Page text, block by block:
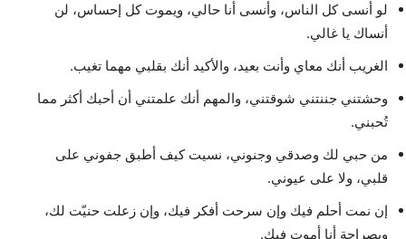
لو أنسى كل الناس، وأنسى أنا حالي، ويموت كل إحساس، لن
أنساك يا غالي.
الغريب أنك معاي وأنت بعيد، والأكيد أنك بقلبي مهما تغيب.
وحشتني جننتني شوقتني، والمهم أنك علمتني أن أحبك أكثر مما
تُحبني.
من حبي لك وصدقي وجنوني، نسيت كيف أطبق جفوني على
قلبي، ولا على عيوني.
إن نمت أحلم فيك وإن سرحت أفكر فيك، وإن زعلت حنيّت لك،
وبصراحة أنا أموت فيك.